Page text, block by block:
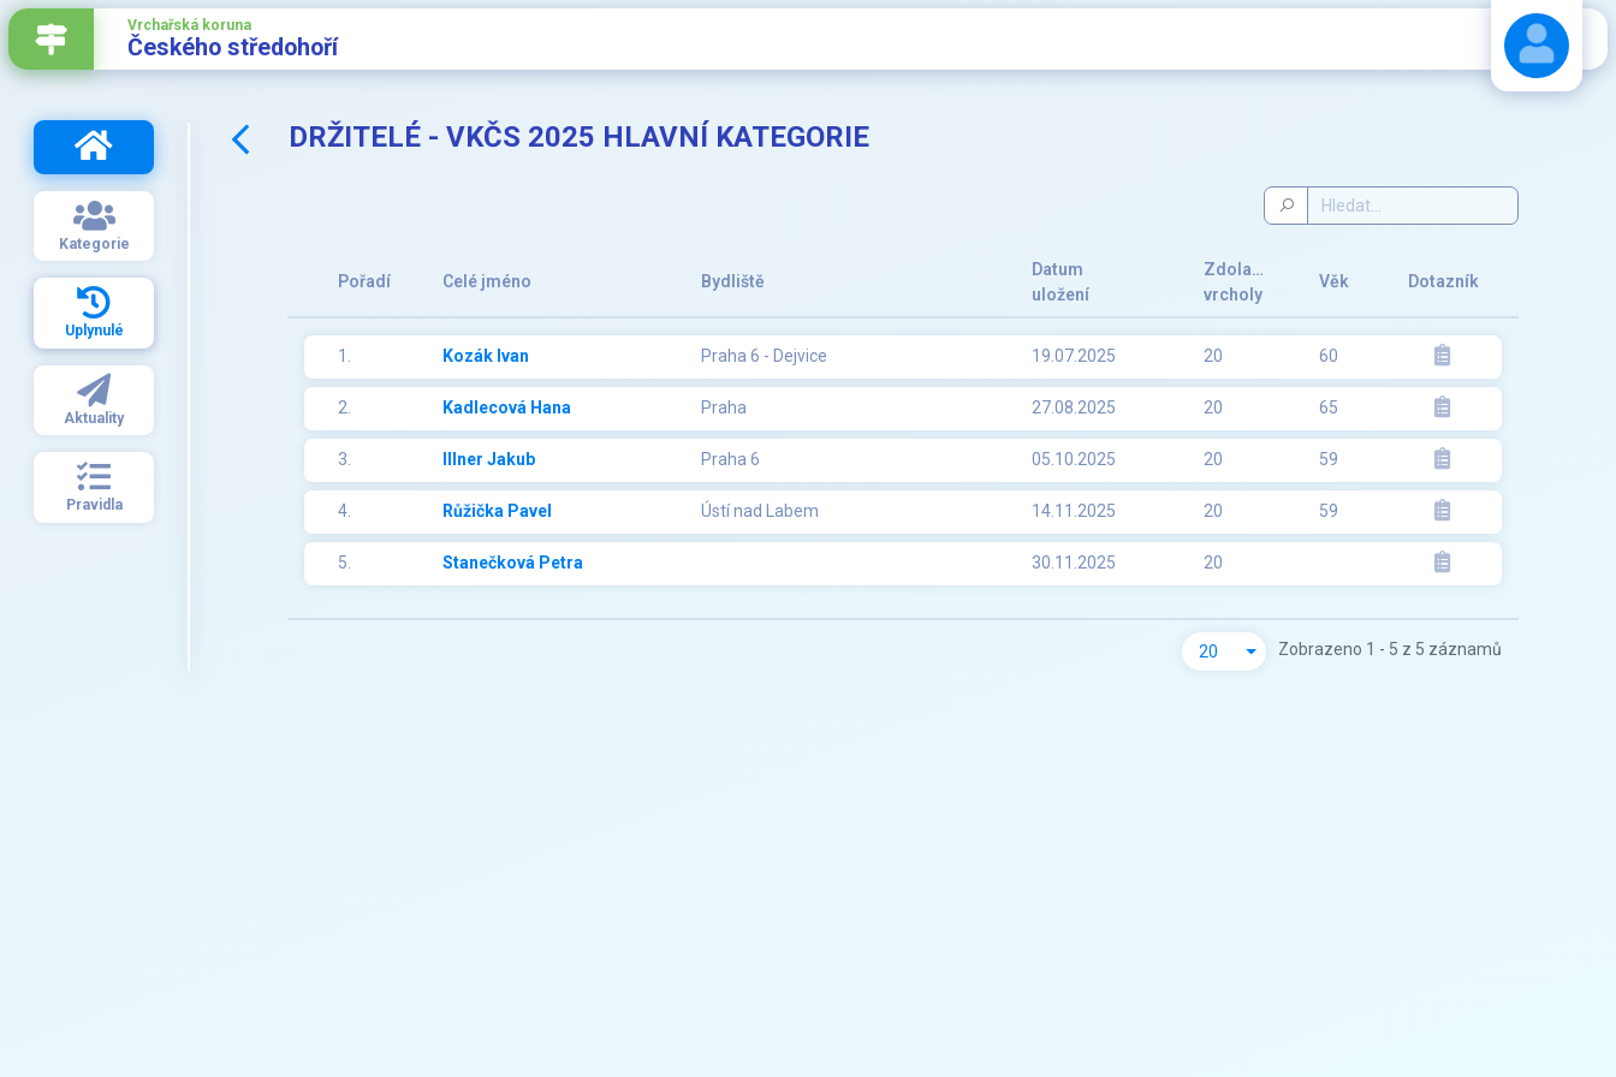
Vrchařská koruna
Českého středohoří
Kategorie
Uplynulé
Aktuality
Pravidla
DRŽITELÉ - VKČS 2025 HLAVNÍ KATEGORIE
Pořadí Celé jméno Bydliště
Datum
uložení
Zdolané
vrcholy
Věk Dotazník
1. Kozák Ivan Praha 6 - Dejvice 19.07.2025 20 60
2. Kadlecová Hana Praha 27.08.2025 20 65
3. Illner Jakub Praha 6 05.10.2025 20 59
4. Růžička Pavel Ústí nad Labem 14.11.2025 20 59
5. Stanečková Petra 30.11.2025 20
20 Zobrazeno 1 - 5 z 5 záznamů